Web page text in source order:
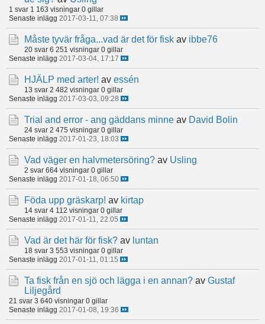
1 svar 1 163 visningar 0 gillar
Senaste inlägg 2017-03-11, 07:38
Måste tyvär fråga...vad är det för fisk av ibbe76
20 svar 6 251 visningar 0 gillar
Senaste inlägg 2017-03-04, 17:17
HJÄLP med arter! av essén
13 svar 2 482 visningar 0 gillar
Senaste inlägg 2017-03-03, 09:28
Trial and error - ang gäddans minne av David Bolin
24 svar 2 475 visningar 0 gillar
Senaste inlägg 2017-01-23, 18:03
Vad väger en halvmetersöring? av Usling
2 svar 664 visningar 0 gillar
Senaste inlägg 2017-01-18, 06:50
Föda upp gräskarp! av kirtap
14 svar 4 112 visningar 0 gillar
Senaste inlägg 2017-01-11, 22:05
Vad är det här för fisk? av luntan
18 svar 3 553 visningar 0 gillar
Senaste inlägg 2017-01-11, 01:15
Ta fisk från en sjö och lägga i en annan? av Gustaf
Liljegård
21 svar 3 640 visningar 0 gillar
Senaste inlägg 2017-01-08, 19:36